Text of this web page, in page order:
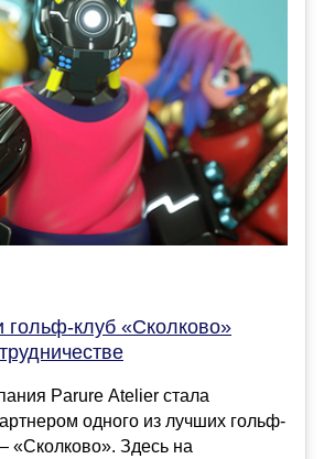
гольф-клуб «Сколково»
Parure Atelier стала
одного из лучших гольф-
«Сколково». Здесь на